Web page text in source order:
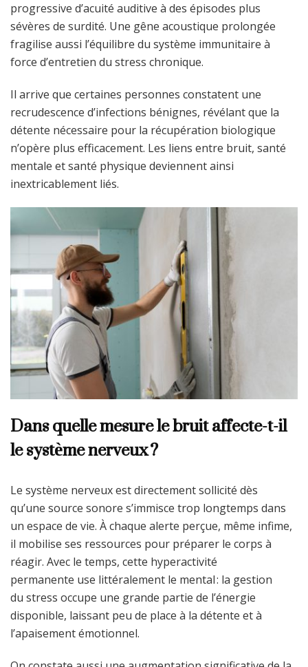
progressive d’acuité auditive à des épisodes plus
sévères de surdité. Une gêne acoustique prolongée
fragilise aussi l’équilibre du système immunitaire à
force d’entretien du stress chronique.
Il arrive que certaines personnes constatent une
recrudescence d’infections bénignes, révélant que la
détente nécessaire pour la récupération biologique
n’opère plus efficacement. Les liens entre bruit, santé
mentale et santé physique deviennent ainsi
inextricablement liés.
Dans quelle mesure le bruit affecte-t-il
le système nerveux ?
Le système nerveux est directement sollicité dès
qu’une source sonore s’immisce trop longtemps dans
un espace de vie. À chaque alerte perçue, même infime,
il mobilise ses ressources pour préparer le corps à
réagir. Avec le temps, cette hyperactivité
permanente use littéralement le mental : la gestion
du stress occupe une grande partie de l’énergie
disponible, laissant peu de place à la détente et à
l’apaisement émotionnel.